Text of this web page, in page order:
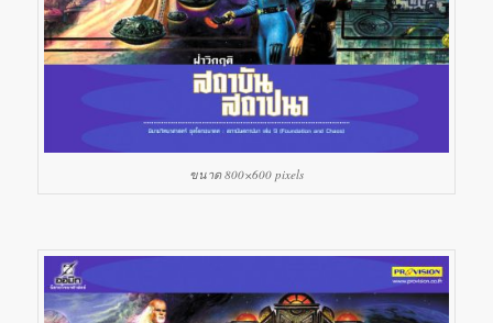
ขนาด 800×600 pixels